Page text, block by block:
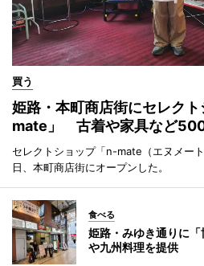
買う
姫路・本町商店街にセレク
mate」 古着や家具など
セレクトショップ「n-mate（エヌメー
日、本町商店街にオープンした。
食べる
姫路・みゆき通りに
や九州料理を提供